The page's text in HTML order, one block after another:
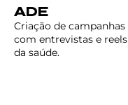
ADE
Criação de
com entrevistas e
da saúde.